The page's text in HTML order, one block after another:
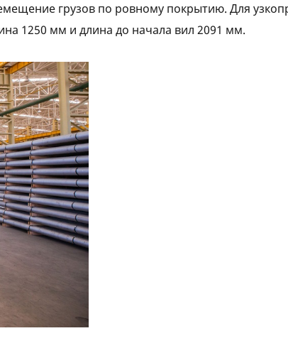
грузов по ровному покрытию. Для
1250 мм и длина до начала вил 2091 мм.